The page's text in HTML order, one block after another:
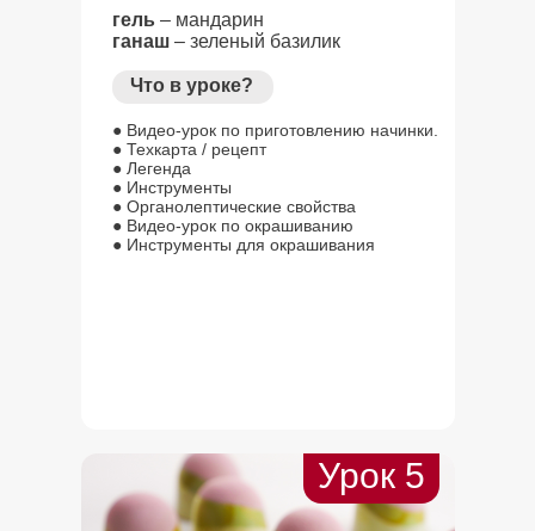
гель – мандарин
ганаш – зеленый базилик
● Видео-урок по приготовлению начинки.
● Техкарта / рецепт
● Легенда
● Инструменты
● Органолептические свойства
● Видео-урок по окрашиванию
● Инструменты для окрашивания
Что в уроке?
Урок 5